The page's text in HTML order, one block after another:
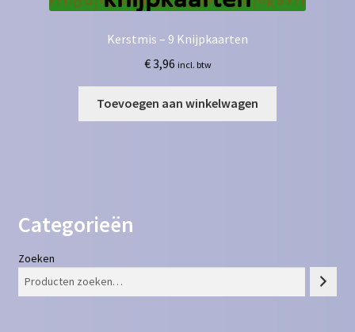
Kerstmis – 9 Knijpkaarten
€3,96 incl. btw
Toevoegen aan winkelwagen
Categorieën
Zoeken